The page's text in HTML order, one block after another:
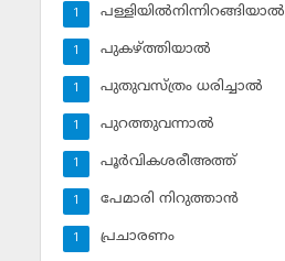
പള്ളിയില്‍നിന്നിറങ്ങിയാല്‍
1
പുകഴ്ത്തിയാല്‍
1
പുതുവസ്ത്രം ധരിച്ചാല്‍
1
പുറത്തുവന്നാല്‍
1
പൂര്‍വികശരീഅത്ത്
1
പേമാരി നിറുത്താന്‍
1
പ്രചാരണം
1